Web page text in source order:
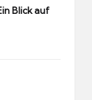
Blick auf